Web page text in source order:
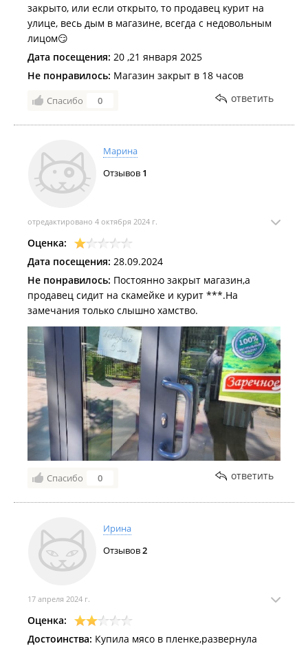
закрыто, или если открыто, то продавец курит на
улице, весь дым в магазине, всегда с недовольным
лицом😏
Дата посещения: 20 ,21 января 2025
Не понравилось: Магазин закрыт в 18 часов
Спасибо 0 ответить
Марина
Отзывов 1
отредактировано 4 октября 2024 г.
Оценка:
Дата посещения: 28.09.2024
Не понравилось: Постоянно закрыт магазин,а
продавец сидит на скамейке и курит ***.На
замечания только слышно хамство.
Спасибо 0 ответить
Ирина
Отзывов2
17 апреля 2024 г.
Оценка:
Достоинства: Купила мясо в пленке,развернула